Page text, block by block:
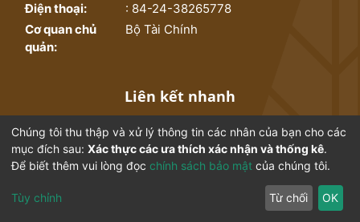
Điện thoại:
: 84-24-38265778
Cơ quan chủ
quản:
Bộ Tài Chính
Liên kết nhanh
Trang chủ
Bộ sưu tập
Thống kê
Từ điển ngành thuốc lá
Chúng tôi thu thập và xử lý thông tin các nhân của bạn cho các
mục đích sau: Xác thực các ưa thích xác nhận và thống kê.
Để biết thêm vui lòng đọc chính sách bảo mật của chúng tôi.
Tùy chỉnh Từ chối OK